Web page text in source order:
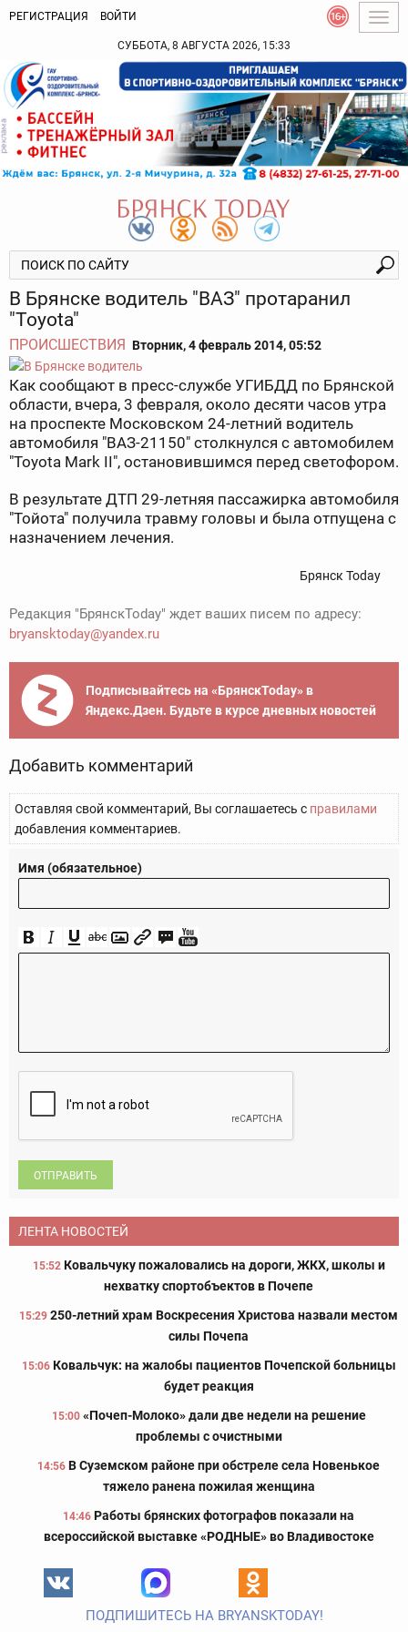
РЕГИСТРАЦИЯ ВОЙТИ
СУББОТА, 8 АВГУСТА 2026, 15:33
В Брянске водитель "ВАЗ" протаранил
"Toyota"
ПРОИСШЕСТВИЯ Вторник, 4 февраль 2014, 05:52
Как сообщают в пресс-службе УГИБДД по Брянской
области, вчера, 3 февраля, около десяти часов утра
на проспекте Московском 24-летний водитель
автомобиля "ВАЗ-21150" столкнулся с автомобилем
"Toyota Mark II", остановившимся перед светофором.
В результате ДТП 29-летняя пассажирка автомобиля
"Тойота" получила травму головы и была отпущена с
назначением лечения.
Брянск Today
Редакция "БрянскToday" ждет ваших писем по адресу:
bryansktoday@yandex.ru
Подписывайтесь на «БрянскToday» в
Яндекс.Дзен. Будьте в курсе дневных новостей
Добавить комментарий
Оставляя свой комментарий, Вы соглашаетесь с правилами
добавления комментариев.
Имя (обязательное)
ОТПРАВИТЬ
ЛЕНТА НОВОСТЕЙ
15:52 Ковальчуку пожаловались на дороги, ЖКХ, школы и
нехватку спортобъектов в Почепе
15:29 250-летний храм Воскресения Христова назвали местом
силы Почепа
15:06 Ковальчук: на жалобы пациентов Почепской больницы
будет реакция
15:00 «Почеп-Молоко» дали две недели на решение
проблемы с очистными
14:56 В Суземском районе при обстреле села Новенькое
тяжело ранена пожилая женщина
14:46 Работы брянских фотографов показали на
всероссийской выставке «РОДНЫЕ» во Владивостоке
ПОДПИШИТЕСЬ НА BRYANSKTODAY!